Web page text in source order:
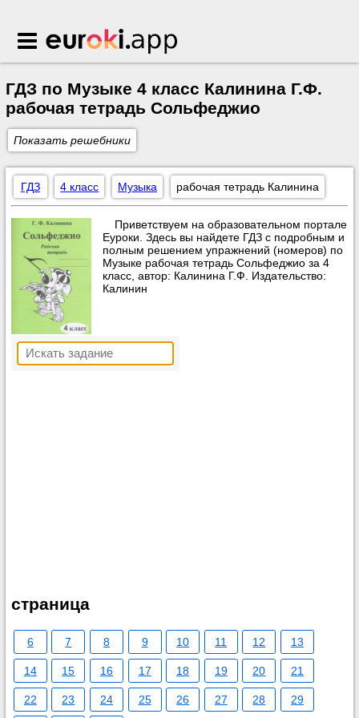
Euroki.app
ГДЗ по Музыке 4 класс Калинина Г.Ф.
рабочая тетрадь Сольфеджио
Показать решебники
ГДЗ 4 класс Музыка рабочая тетрадь Калинина
Приветствуем на образовательном портале
Еуроки. Здесь вы найдете ГДЗ с подробным и
полным решением упражнений (номеров) по
Музыке рабочая тетрадь Сольфеджио за 4
класс, автор: Калинина Г.Ф. Издательство:
Калинин
страница
6 7 8 9 10 11 12 13
14 15 16 17 18 19 20 21
22 23 24 25 26 27 28 29